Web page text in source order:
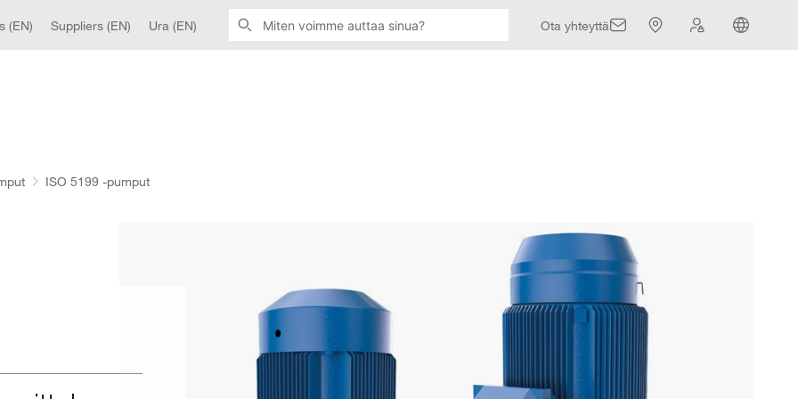
Ota yhteyttä
(EN) Suppliers (EN) Ura (EN)
ISO 5199 -pumput